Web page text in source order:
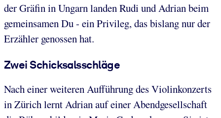
der Gräfin in Ungarn landen Rudi und Adrian beim
gemeinsamen Du - ein Privileg, das bislang nur der
Erzähler genossen hat.
Zwei Schicksalsschläge
Nach einer weiteren Aufführung des Violinkonzerts
in Zürich lernt Adrian auf einer Abendgesellschaft